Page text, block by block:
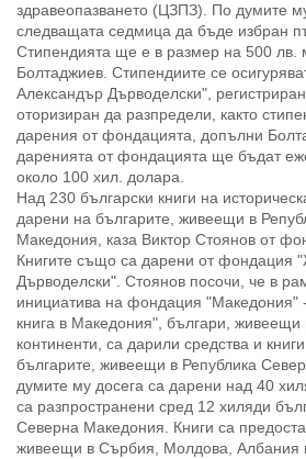
здравеопазването (ЦЗПЗ). По думите
следващата седмица да бъде избран
Стипендията ще е в размер на 500 лв.
Болтаджиев. Стипендиите се
Александър Дърводелски",
оторизиран да разпредели, както
дарения от фондацията, допълни
даренията от фондацията ще бъдат
около 100 хил. долара.
Над 230 български книги на
дарени на българите, живеещи в
Македония, каза Виктор Стоянов от
Книгите също са дарени от фондация
Дърводелски". Стоянов посочи, че в
инициатива на фондация "Македония"
книга в Македония", българи, живеещи
континенти, са дарили средства и
българите, живеещи в Република
думите му досега са дарени над 40
са разпространени сред 12 хиляди
Северна Македония. Книги са
живеещи в Сърбия, Молдова, Албания